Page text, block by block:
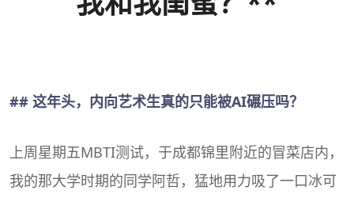
## 这年头，内向艺术生真的只能被AI碾压吗？
上周星期五MBTI测试，于成都锦里附近的冒菜店内，
我的那大学时期的同学阿哲，猛地用力吸了一口冰可